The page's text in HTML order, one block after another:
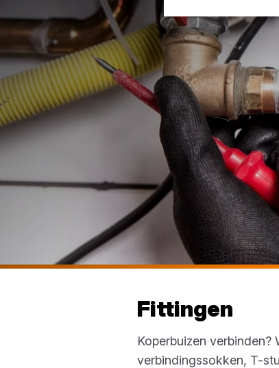
Fittingen
Koperbuizen
verbindingssokken, T-